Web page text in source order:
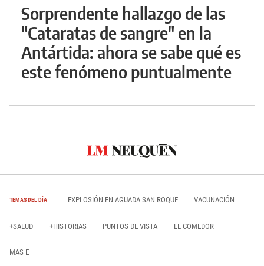
Sorprendente hallazgo de las
"Cataratas de sangre" en la
Antártida: ahora se sabe qué es
este fenómeno puntualmente
TEMAS DEL DÍA EXPLOSIÓN EN AGUADA SAN ROQUE VACUNACIÓN
+SALUD +HISTORIAS PUNTOS DE VISTA EL COMEDOR
MAS E